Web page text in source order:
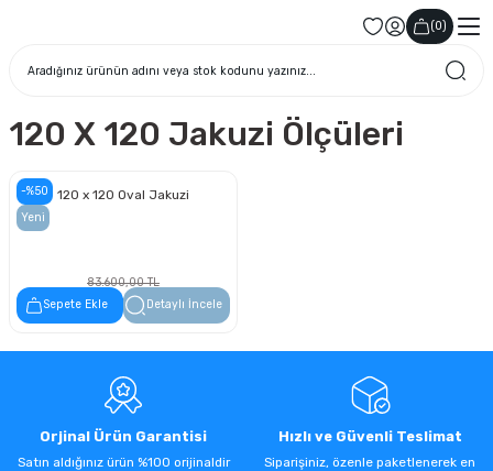
(0)
120 X 120 Jakuzi Ölçüleri
-%50
Yeni
120 x 120 Oval Jakuzi
83.600,00 TL
41.800,00 TL
Sepete Ekle Detaylı İncele
Orjinal Ürün Garantisi
Satın aldığınız ürün %100 orijinaldir
Hızlı ve Güvenli Teslimat
Siparişiniz, özenle paketlenerek en